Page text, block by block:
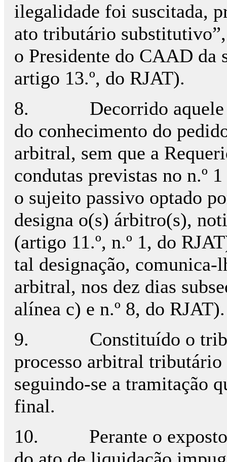
ilegalidade foi suscitada,
ato tributário
o Presidente do CAAD da
artigo 13.º, do RJAT).
8.
Decorrido
do conhecimento do
arbitral, sem que a
condutas previstas no n.º
o sujeito passivo optado
designa o(s) árbitro(s),
(artigo 11.º, n.º 1, do
tal designação,
arbitral, nos dez dias
alínea c) e n.º 8, do RJAT).
9.
Constituído o
processo arbitral
seguindo-se a tramitação
final.
10.
Perante o